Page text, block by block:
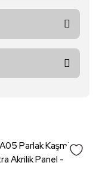
Parlak Kaşmir -
Akrilik Panel -